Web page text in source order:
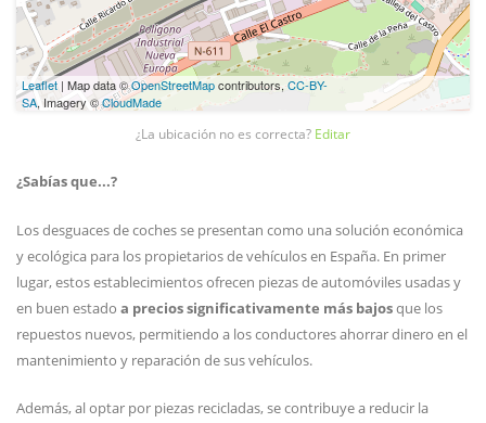
Leaflet | Map data ©OpenStreetMapcontributors,CC-BY-
SA, Imagery ©CloudMade
¿La ubicación no es correcta? Editar
¿Sabías que...?
Los desguaces de coches se presentan como una solución económica
y ecológica para los propietarios de vehículos en España. En primer
lugar, estos establecimientos ofrecen piezas de automóviles usadas y
en buen estado a precios significativamente más bajosque los
repuestos nuevos, permitiendo a los conductores ahorrar dinero en el
mantenimiento y reparación de sus vehículos.
Además, al optar por piezas recicladas, se contribuye a reducir la